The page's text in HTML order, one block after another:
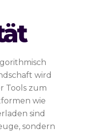
wird
Tools zum
wie
sind
sondern